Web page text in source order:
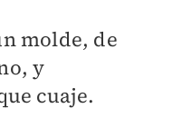
molde, de
y
cuaje.